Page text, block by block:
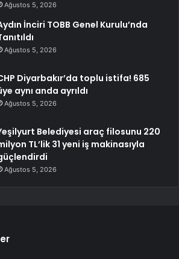
Ağustos 5, 2026
İnciri TOBB Genel Kurulu’nda
Ağustos 5, 2026
Diyarbakır’da toplu istifa! 685
aynı anda ayrıldı
Ağustos 5, 2026
Belediyesi araç filosunu 220
TL’lik 31 yeni iş makinasıyla
Ağustos 5, 2026